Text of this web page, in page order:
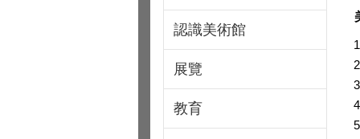
認識美術館
展覽
教育